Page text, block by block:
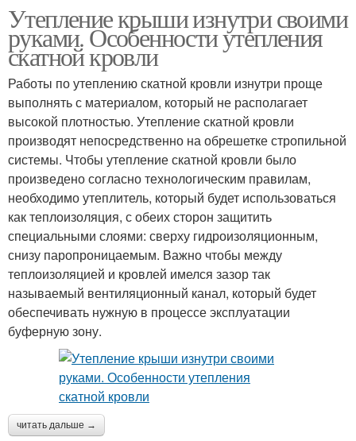
Утепление крыши изнутри своими
руками. Особенности утепления
скатной кровли
Работы по утеплению скатной кровли изнутри проще
выполнять с материалом, который не располагает
высокой плотностью. Утепление скатной кровли
производят непосредственно на обрешетке стропильной
системы. Чтобы утепление скатной кровли было
произведено согласно технологическим правилам,
необходимо утеплитель, который будет использоваться
как теплоизоляция, с обеих сторон защитить
специальными слоями: сверху гидроизоляционным,
снизу паропроницаемым. Важно чтобы между
теплоизоляцией и кровлей имелся зазор так
называемый вентиляционный канал, который будет
обеспечивать нужную в процессе эксплуатации
буферную зону.
читать дальше →